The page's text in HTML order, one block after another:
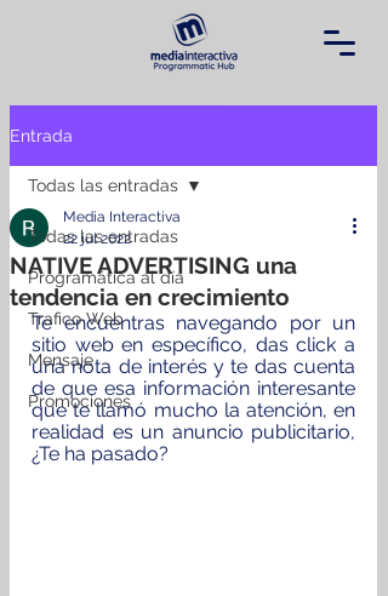
Entrada
Todas las entradas
Programática al día
Trafico Web
Mensaje
Promociones
Todas las entradas
NATIVE ADVERTISING una
tendencia en crecimiento
Media Interactiva
22 jul 2022
Te encuentras navegando por un
sitio web en específico, das click a
una nota de interés y te das cuenta
de que esa información interesante
que te llamó mucho la atención, en
realidad es un anuncio publicitario,
¿Te ha pasado?